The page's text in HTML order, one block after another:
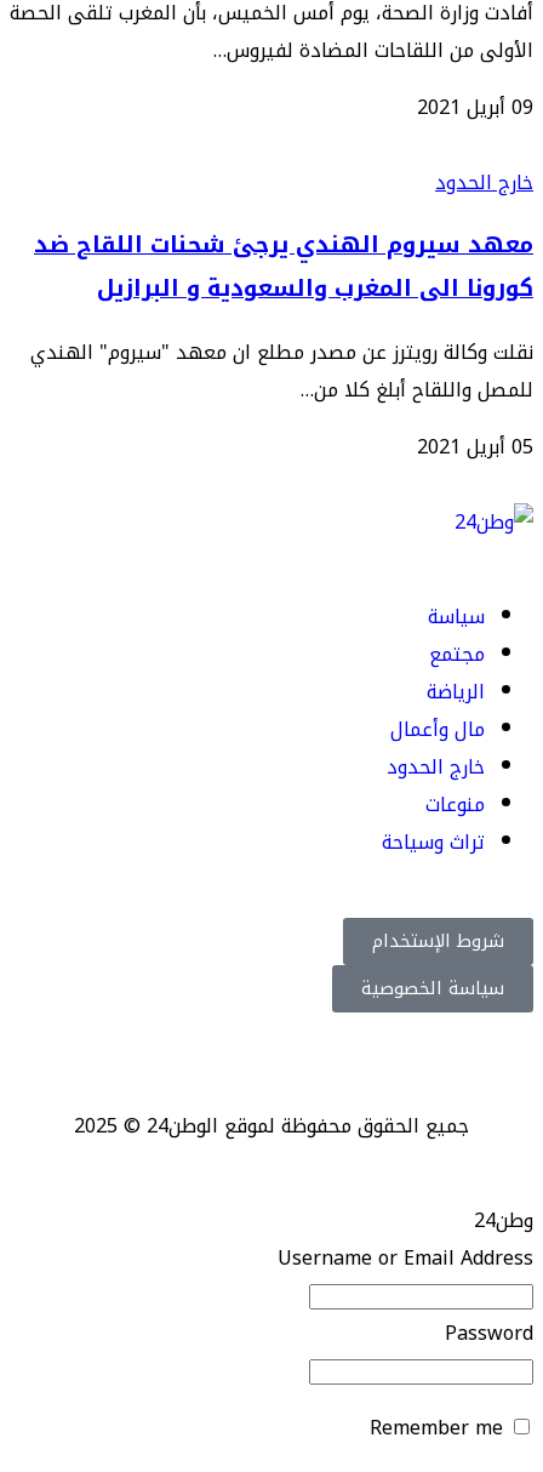
أفادت وزارة الصحة، يوم أمس الخميس، بأن المغرب تلقى الحصة
الأولى من اللقاحات المضادة لفيروس…
09 أبريل 2021
خارج الحدود
معهد سيروم الهندي يرجئ شحنات اللقاح ضد
كورونا الى المغرب والسعودية و البرازيل
نقلت وكالة رويترز عن مصدر مطلع ان معهد "سيروم" الهندي
للمصل واللقاح أبلغ كلا من…
05 أبريل 2021
سياسة
مجتمع
الرياضة
مال وأعمال
خارج الحدود
منوعات
تراث وسياحة
شروط الإستخدام
سياسة الخصوصية
جميع الحقوق محفوظة لموقع الوطن24 © 2025
وطن24
Username or Email Address
Password